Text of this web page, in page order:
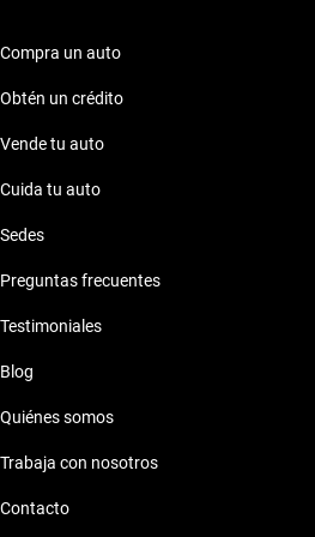
Compra un auto
Obtén un crédito
Vende tu auto
Cuida tu auto
Sedes
Preguntas frecuentes
Testimoniales
Blog
Quiénes somos
Trabaja con nosotros
Contacto